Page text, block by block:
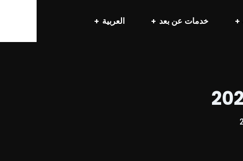
خدمات عن بعد العربية